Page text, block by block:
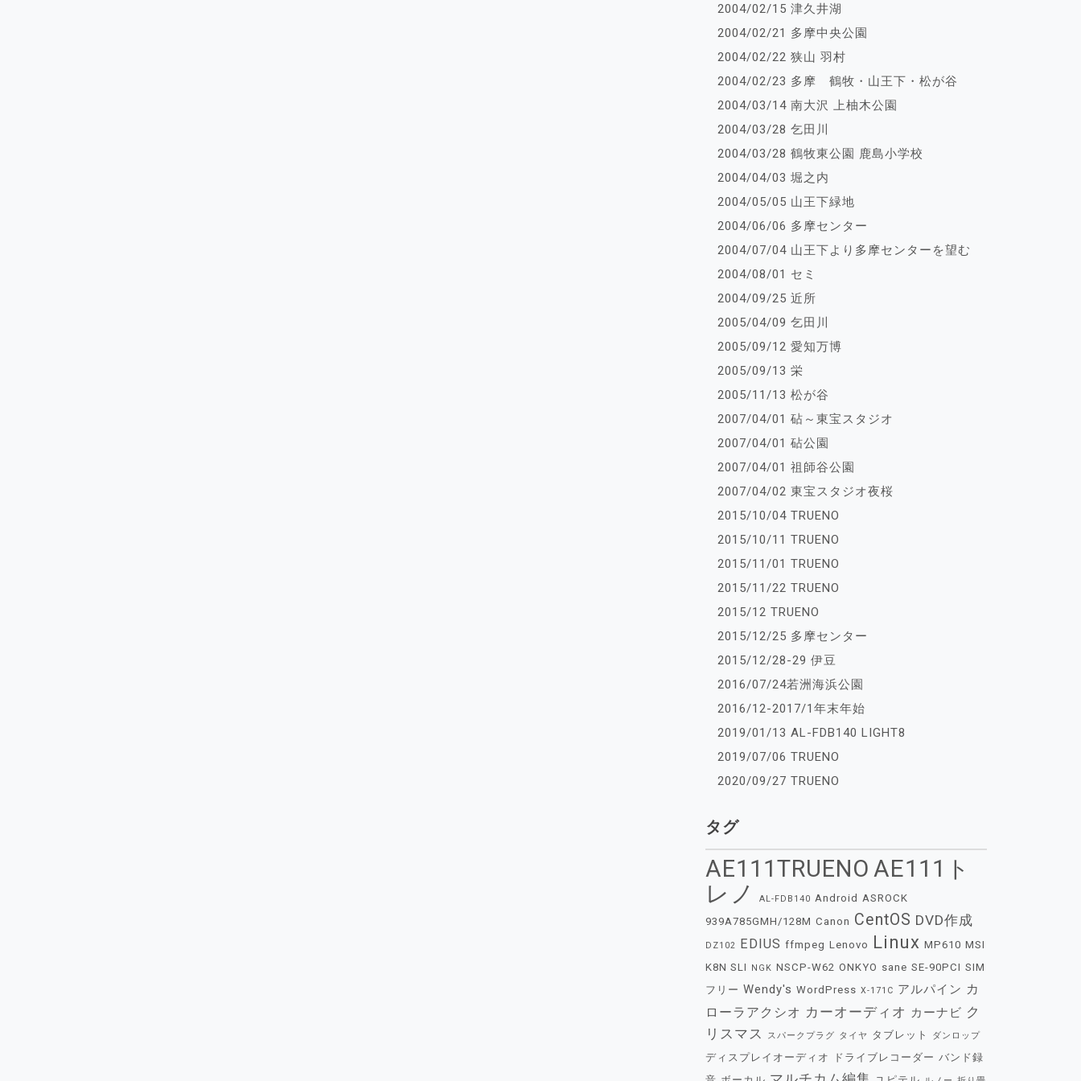
2004/02/15 津久井湖
2004/02/21 多摩中央公園
2004/02/22 狭山 羽村
2004/02/23 多摩 鶴牧・山王下・松が谷
2004/03/14 南大沢 上柚木公園
2004/03/28 乞田川
2004/03/28 鶴牧東公園 鹿島小学校
2004/04/03 堀之内
2004/05/05 山王下緑地
2004/06/06 多摩センター
2004/07/04 山王下より多摩センターを望む
2004/08/01 セミ
2004/09/25 近所
2005/04/09 乞田川
2005/09/12 愛知万博
2005/09/13 栄
2005/11/13 松が谷
2007/04/01 砧～東宝スタジオ
2007/04/01 砧公園
2007/04/01 祖師谷公園
2007/04/02 東宝スタジオ夜桜
2015/10/04 TRUENO
2015/10/11 TRUENO
2015/11/01 TRUENO
2015/11/22 TRUENO
2015/12 TRUENO
2015/12/25 多摩センター
2015/12/28-29 伊豆
2016/07/24若洲海浜公園
2016/12-2017/1年末年始
2019/01/13 AL-FDB140 LIGHT8
2019/07/06 TRUENO
2020/09/27 TRUENO
タグ
AE111TRUENO AE111ト
レノ
AL-FDB140 Android ASROCK
939A785GMH/128M Canon CentOS DVD作成
DZ102 EDIUS ffmpeg Lenovo Linux MP610 MSI
K8N SLI
NGK NSCP-W62 ONKYO sane SE-90PCI SIM
フリー Wendy's WordPress X-171C アルパイン カ
ローラアクシオ カーオーディオ カーナビ ク
リスマス
スパークプラグ タイヤ タブレット ダンロップ
ディスプレイオーディオ ドライブレコーダー バンド録